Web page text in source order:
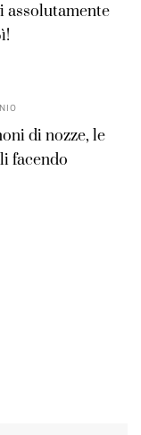
assolutamente
di nozze, le
facendo